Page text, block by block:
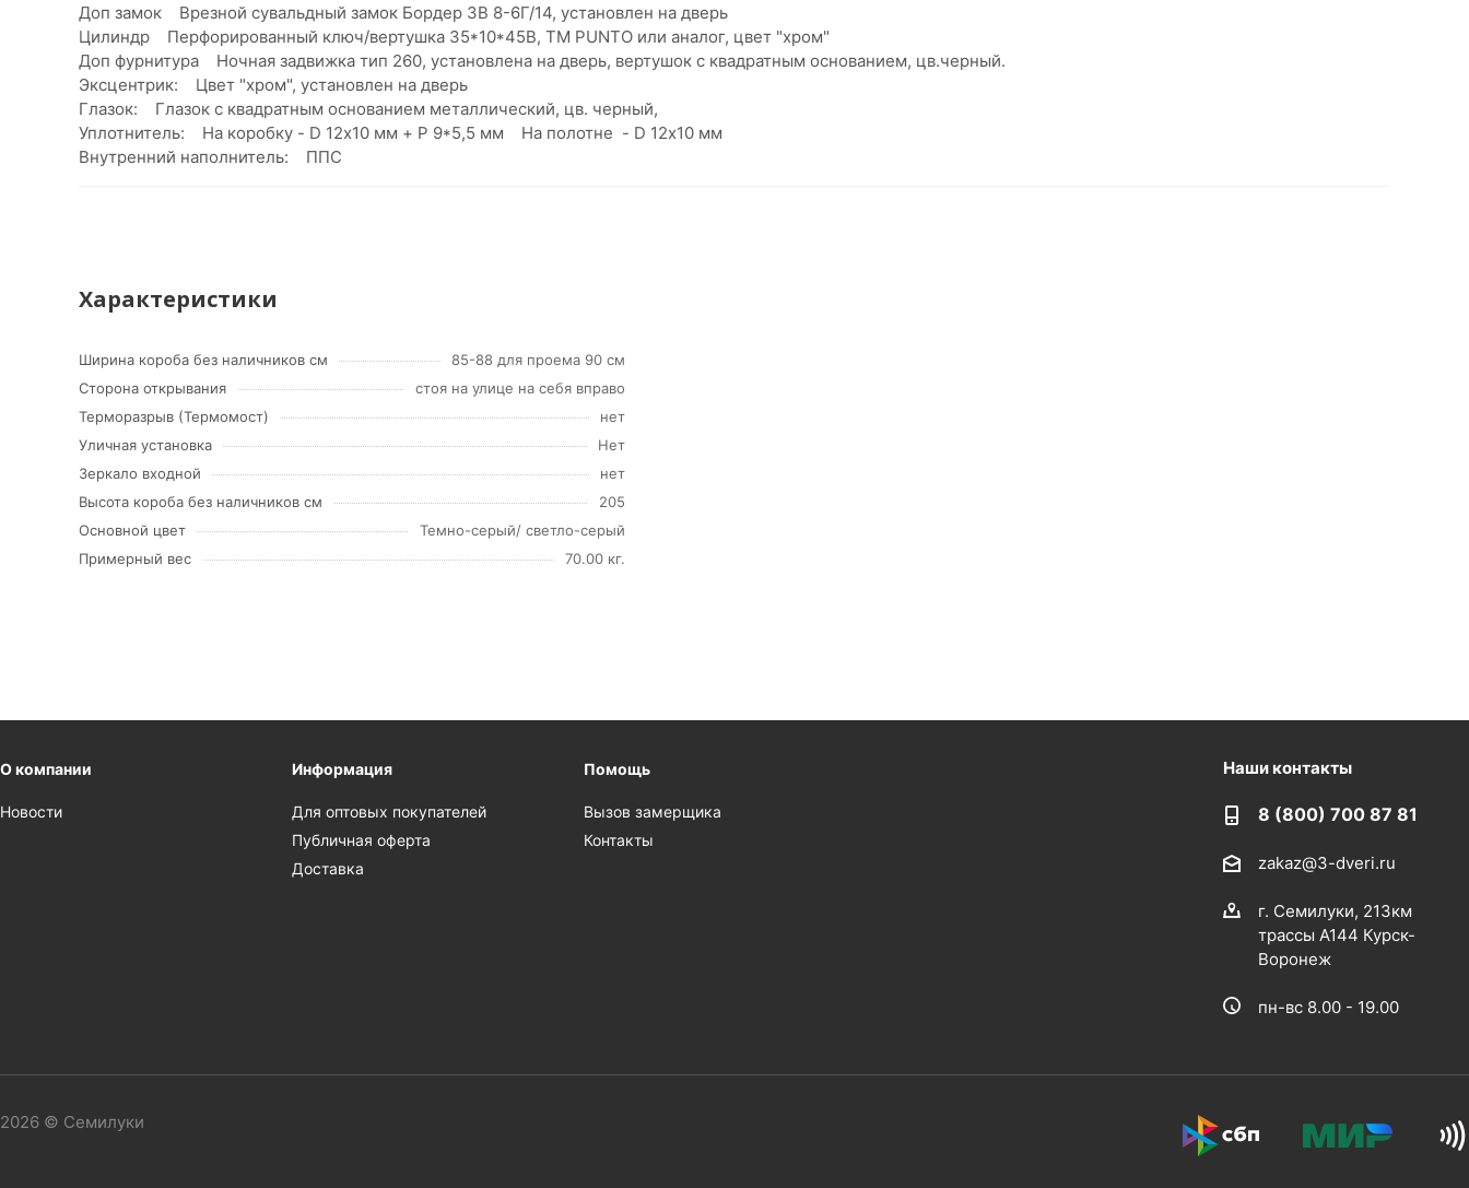
Доп замок Врезной сувальдный замок Бордер ЗВ 8-6Г/14, установлен на дверь
Цилиндр Перфорированный ключ/вертушка 35*10*45В, ТМ PUNTO или аналог, цвет "хром"
Доп фурнитура Ночная задвижка тип 260, установлена на дверь, вертушок с квадратным основанием, цв.черный.
Эксцентрик: Цвет "хром", установлен на дверь
Глазок: Глазок с квадратным основанием металлический, цв. черный,
Уплотнитель: На коробку - D 12х10 мм + P 9*5,5 мм На полотне - D 12х10 мм
Внутренний наполнитель: ППС
Характеристики
Ширина короба без наличников см
85-88 для проема 90 см
Сторона открывания
стоя на улице на себя вправо
Терморазрыв (Термомост)
нет
Уличная установка
Нет
Зеркало входной
нет
Высота короба без наличников см
205
Основной цвет
Темно-серый/ светло-серый
Примерный вес
70.00 кг.
О компании
Новости
Информация
Для оптовых покупателей
Публичная оферта
Доставка
Помощь
Вызов замерщика
Контакты
Наши контакты
8 (800) 700 87 81
zakaz@3-dveri.ru
г. Семилуки, 213км
трассы А144 Курск-
Воронеж
пн-вс 8.00 - 19.00
2026 © Семилуки